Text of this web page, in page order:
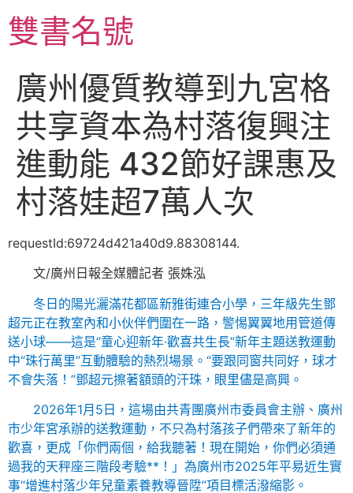
至
主雙書名號
廣州優質教導到九宮格
共享資本為村落復興注
進動能 432節好課惠及
村落娃超7萬人次
requestId:69724d421a40d9.88308144.
文/廣州日報全媒體記者 張姝泓
冬日的陽光灑滿花都區新雅街連合小學，三年級先生鄧
超元正在教室內和小伙伴們圍在一路，警惕翼翼地用管道傳
送小球——這是“童心迎新年·歡喜共生長”新年主題送教運動
中“珠行萬里”互動體驗的熱烈場景。“要跟同窗共同好，球才
不會失落！”鄧超元擦著額頭的汗珠，眼里儘是高興。
2026年1月5日，這場由共青團廣州市委員會主辦、廣州
市少年宮承辦的送教運動，不只為村落孩子們帶來了新年的
歡喜，更成「你們兩個，給我聽著！現在開始，你們必須通
過我的天秤座三階段考驗**！」為廣州市2025年平易近生實
事“增進村落少年兒童素養教導晉陞”項目標活潑縮影。